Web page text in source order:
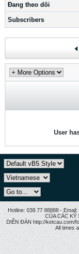
Ðang theo dõi
Subscribers
User
Hotline: 038.77 88888 -
CỦA CÁC KỸ
DIỄN ĐÀN http://ketcau.com/
All times